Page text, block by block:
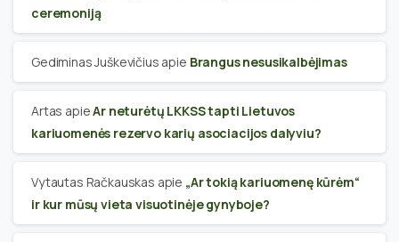
ceremoniją
Gediminas Juškevičius apie Brangus nesusikalbėjimas
Artas apieAr neturėtų LKKSS tapti Lietuvos
kariuomenės rezervo karių asociacijos dalyviu?
Vytautas Račkauskas apie „Ar tokią kariuomenę kūrėm“
ir kur mūsų vieta visuotinėje gynyboje?